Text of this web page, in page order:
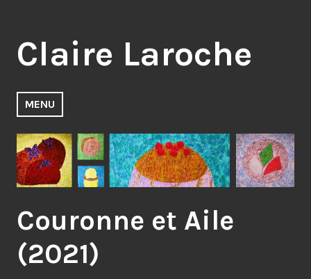
contenu
principal
Claire Laroche
MENU
Couronne et Aile
(2021)